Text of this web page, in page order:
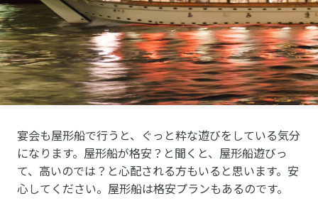
宴会も屋形船で行うと、ぐっと粋な遊びをしている気分
になります。屋形船が格安？と聞くと、屋形船遊びっ
て、高いのでは？と心配される方もいると思います。安
心してください。屋形船は格安プランもあるのです。